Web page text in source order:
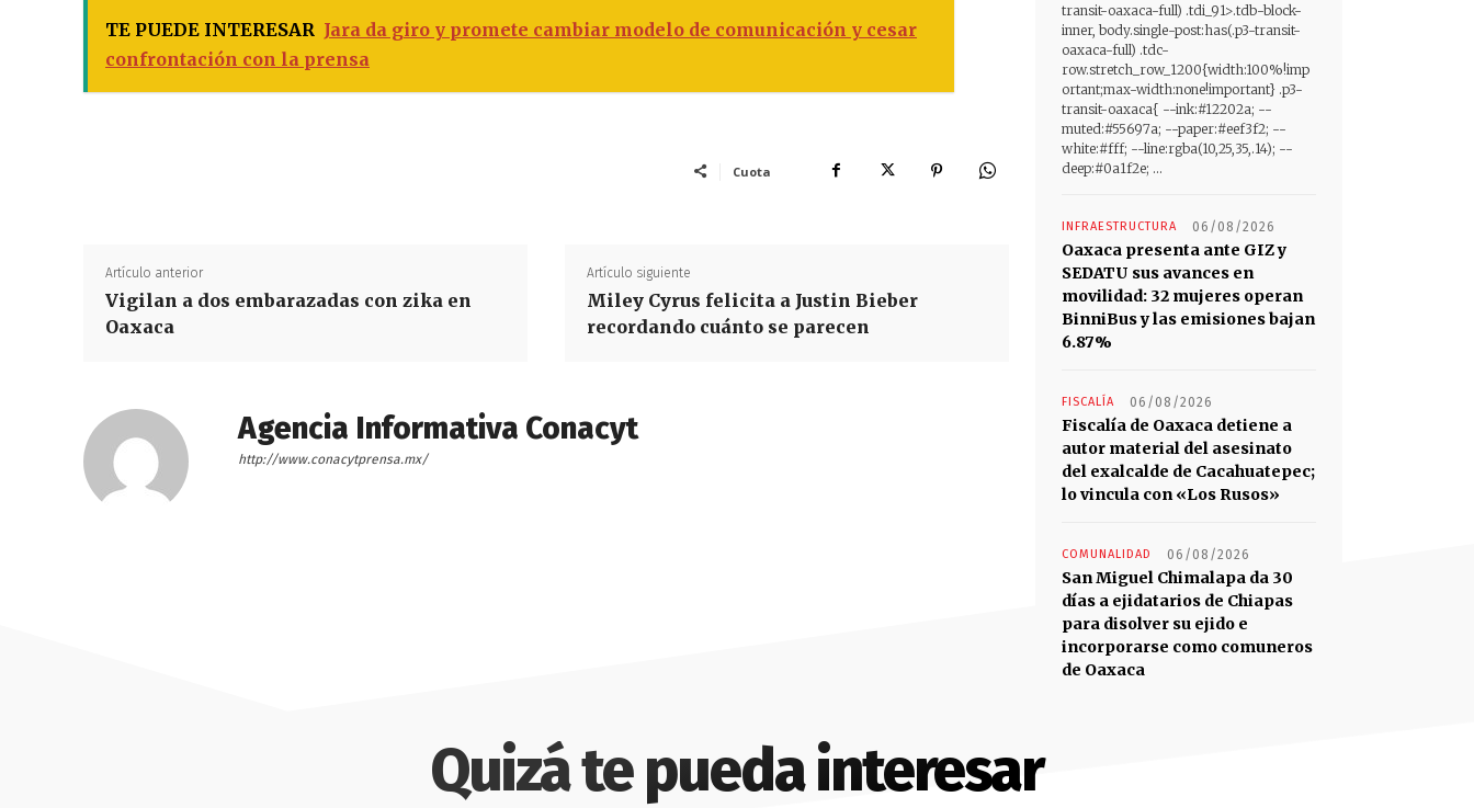
TE PUEDE INTERESAR Jara da giro y promete cambiar modelo de comunicación y cesar
confrontación con la prensa
Cuota
Artículo anterior
Vigilan a dos embarazadas con zika en
Oaxaca
Artículo siguiente
Miley Cyrus felicita a Justin Bieber
recordando cuánto se parecen
Agencia Informativa Conacyt
http://www.conacytprensa.mx/
transit-oaxaca-full) .tdi_91>.tdb-block-
inner, body.single-post:has(.p3-transit-
oaxaca-full) .tdc-
row.stretch_row_1200{width:100%!imp
ortant;max-width:none!important} .p3-
transit-oaxaca{ --ink:#12202a; --
muted:#55697a; --paper:#eef3f2; --
white:#fff; --line:rgba(10,25,35,.14); --
deep:#0a1f2e; ...
INFRAESTRUCTURA 06/08/2026
Oaxaca presenta ante GIZ y
SEDATU sus avances en
movilidad: 32 mujeres operan
BinniBus y las emisiones bajan
6.87%
FISCALÍA 06/08/2026
Fiscalía de Oaxaca detiene a
autor material del asesinato
del exalcalde de Cacahuatepec;
lo vincula con «Los Rusos»
COMUNALIDAD 06/08/2026
San Miguel Chimalapa da 30
días a ejidatarios de Chiapas
para disolver su ejido e
incorporarse como comuneros
de Oaxaca
Quizá te pueda interesar